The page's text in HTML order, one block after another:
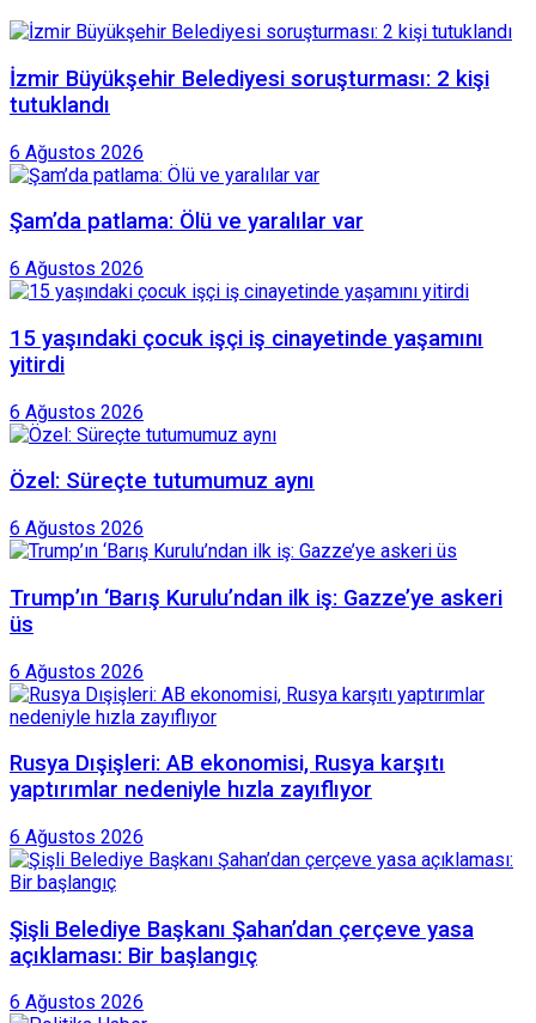
İzmir Büyükşehir Belediyesi soruşturması: 2 kişi
tutuklandı
6 Ağustos 2026
Şam’da patlama: Ölü ve yaralılar var
6 Ağustos 2026
15 yaşındaki çocuk işçi iş cinayetinde yaşamını
yitirdi
6 Ağustos 2026
Özel: Süreçte tutumumuz aynı
6 Ağustos 2026
Trump’ın ‘Barış Kurulu’ndan ilk iş: Gazze’ye askeri
üs
6 Ağustos 2026
Rusya Dışişleri: AB ekonomisi, Rusya karşıtı
yaptırımlar nedeniyle hızla zayıflıyor
6 Ağustos 2026
Şişli Belediye Başkanı Şahan’dan çerçeve yasa
açıklaması: Bir başlangıç
6 Ağustos 2026